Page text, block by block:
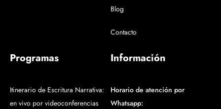
Blog
Contacto
Programas
Itinerario de Escritura Narrativa:
en vivo por videoconferencias
Información
Horario de atención por
Whatsapp: